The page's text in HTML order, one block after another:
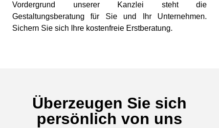
Vordergrund unserer Kanzlei steht die
Gestaltungsberatung für Sie und Ihr Unternehmen.
Sichern Sie sich Ihre kostenfreie Erstberatung.
Überzeugen Sie sich
persönlich von uns